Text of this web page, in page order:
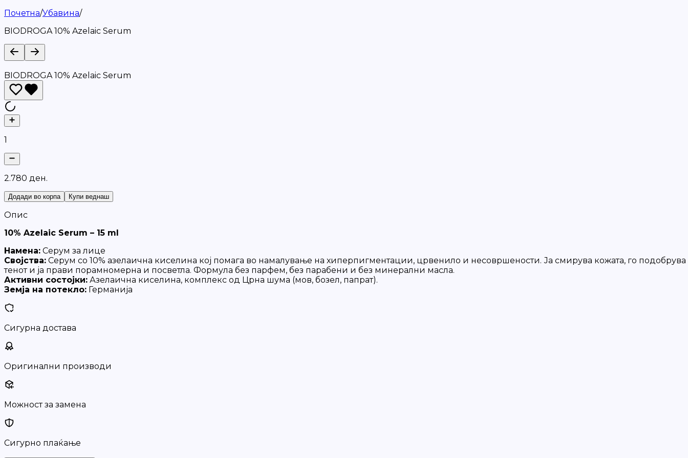
Почетна/Убавина/
BIODROGA 10% Azelaic Serum
BIODROGA 10% Azelaic Serum
1
2.780 ден.
Додади во корпа Купи веднаш
Опис
10% Azelaic Serum – 15 ml
Намена: Серум за лице
Својства: Серум со 10% азелаична киселина кој помага во намалување на хиперпигментации, црвенило и несовршености. Ја смирува кожата, го подобрува
тенот и ја прави порамномерна и посветла. Формула без парфем, без парабени и без минерални масла.
Активни состојки: Азелаична киселина, комплекс од Црна шума (мов, бозел, папрат).
Земја на потекло: Германија
Сигурна достава
Оригинални производи
Можност за замена
Сигурно плаќање